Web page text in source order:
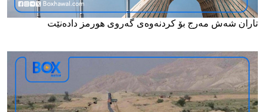
تاران شه‌ش مەرج بۆ کردنەوەی گەروی هورمز دادەنێت